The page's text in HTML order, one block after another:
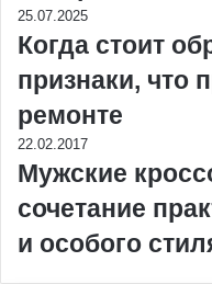
25.07.2025
Когда стоит
признаки, что
ремонте
22.02.2017
Мужские
сочетание
и особого